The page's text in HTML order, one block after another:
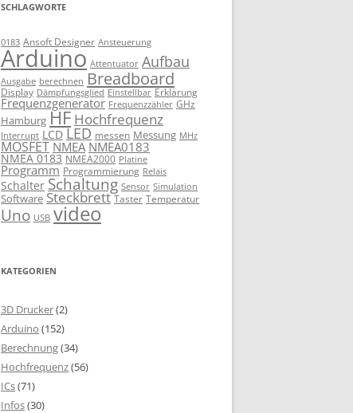
SCHLAGWORTE
0183 Ansoft Designer Ansteuerung
Arduino Attentuator Aufbau
Ausgabe berechnen Breadboard
Display Dämpfungsglied Einstellbar Erklärung
Frequenzgenerator Frequenzzähler GHz
Hamburg HF Hochfrequenz
Interrupt LCD LED messen Messung MHz
MOSFET NMEA NMEA0183
NMEA 0183 NMEA2000 Platine
Programm Programmierung Relais
Schalter Schaltung Sensor Simulation
Software Steckbrett Taster Temperatur
Uno USB video
KATEGORIEN
3D Drucker(2)
Arduino (152)
Berechnung(34)
Hochfrequenz(56)
ICs(71)
Infos(30)